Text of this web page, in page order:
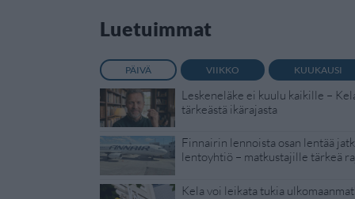
Luetuimmat
PÄIVÄ VIIKKO KUUKAUSI
Leskeneläke ei kuulu kaikille –
tärkeästä ikärajasta
Finnairin lennoista osan lentää
lentoyhtiö – matkustajille tärkeä
Kela voi leikata tukia